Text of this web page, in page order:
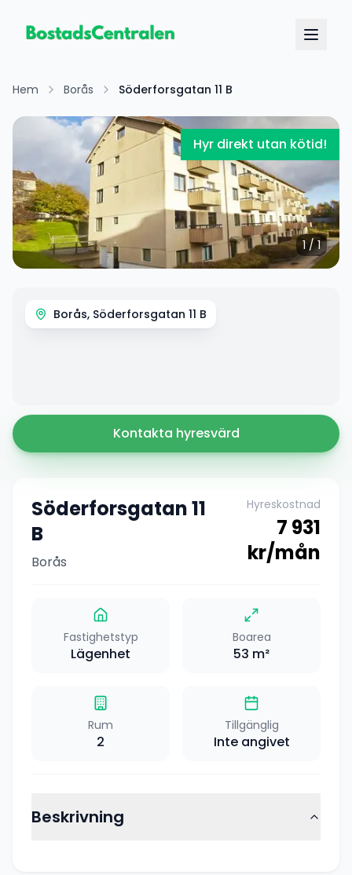
Hem Borås Söderforsgatan 11 B
Hyr direkt utan kötid!
1/1
Borås, Söderforsgatan 11 B
Kontakta hyresvärd
Söderforsgatan 11
B
Borås
Hyreskostnad
7 931
kr/mån
Fastighetstyp
Lägenhet
Boarea
53 m²
Rum
2
Tillgänglig
Inte angivet
Beskrivning